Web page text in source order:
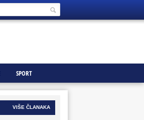
SPORT
VIŠE ČLANAKA